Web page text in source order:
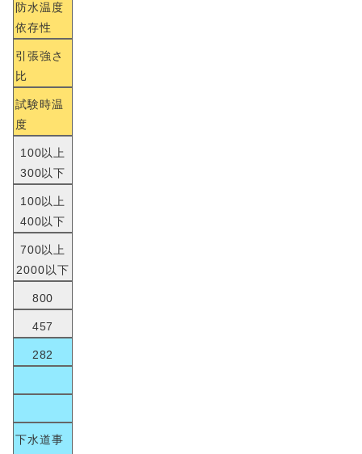
防水温度
依存性
引張強さ
比
試験時温
度
100以上
300以下
100以上
400以下
700以上
2000以下
800
457
282
下水道事